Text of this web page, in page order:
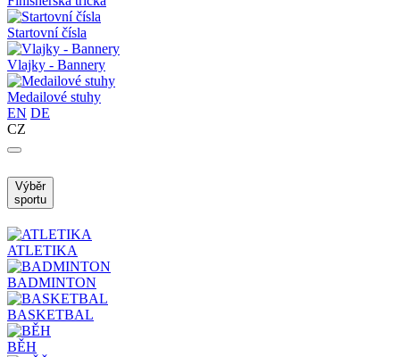
Startovní čísla
Vlajky - Bannery
Medailové stuhy
EN DE
CZ
Výběr
sportu
ATLETIKA
BADMINTON
BASKETBAL
BĚH